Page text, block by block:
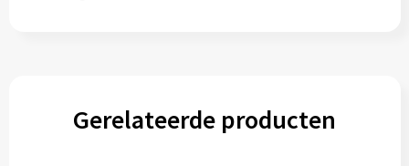
Gerelateerde producten